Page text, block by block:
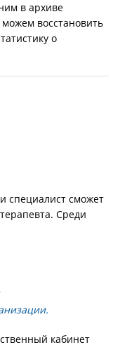
в архиве
восстановить
о
специалист сможет
Среди
кабинет